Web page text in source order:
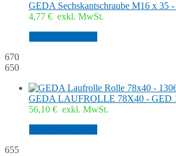
GEDA Sechskantschraube M16 x 35
4,77 € exkl. MwSt.
670
650
GEDA LAUFROLLE 78X40 - GED
56,10 € exkl. MwSt.
655